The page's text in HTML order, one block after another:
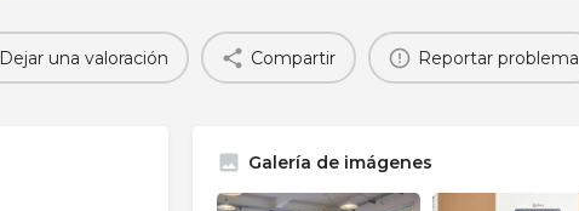
Dejar una valoración Compartir Reportar problema
Galería de imágenes